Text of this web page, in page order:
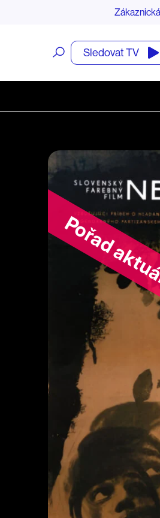
Otevřít
vyhledávání
Sledovat TV
Pořad